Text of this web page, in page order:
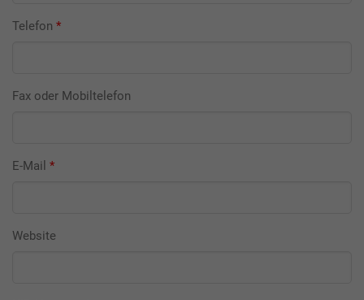
Telefon *
Fax oder Mobiltelefon
E-Mail *
Website